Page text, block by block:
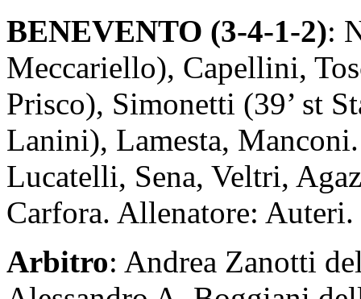
BENEVENTO (3-4-1-2):
Meccariello), Capellini,
Prisco), Simonetti (39’ st
Lanini), Lamesta,
Lucatelli, Sena, Veltri,
Carfora. Allenatore: Auteri.
Arbitro: Andrea Zanotti